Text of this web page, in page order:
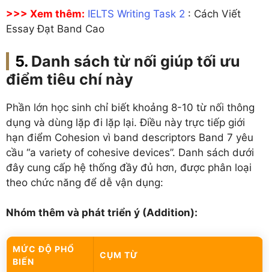
>>> Xem thêm: IELTS Writing Task 2 : Cách Viết
Essay Đạt Band Cao
Danh sách từ nối giúp tối ưu
điểm tiêu chí này
Phần lớn học sinh chỉ biết khoảng 8-10 từ nối thông
dụng và dùng lặp đi lặp lại. Điều này trực tiếp giới
hạn điểm Cohesion vì band descriptors Band 7 yêu
cầu “a variety of cohesive devices”. Danh sách dưới
đây cung cấp hệ thống đầy đủ hơn, được phân loại
theo chức năng để dễ vận dụng:
Nhóm thêm và phát triển ý (Addition):
MỨC ĐỘ PHỔ
BIẾN
CỤM TỪ